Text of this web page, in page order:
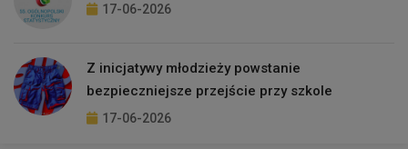
17-06-2026
Z inicjatywy młodzieży powstanie
bezpieczniejsze przejście przy szkole
17-06-2026